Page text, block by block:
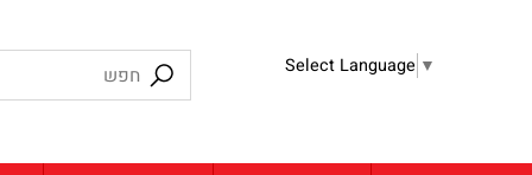
Select Language